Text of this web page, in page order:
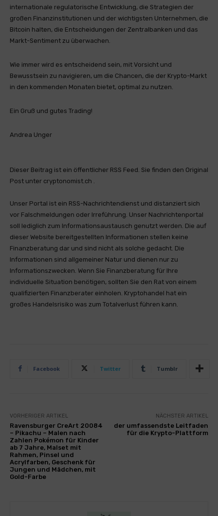
internationale regulatorische Entwicklung, die Strategien der
großen Finanzinstitutionen und der wichtigsten Unternehmen, die
Bitcoin halten, die Entscheidungen der Zentralbanken und das
Markt-Sentiment zu überwachen.
Wie immer wird es entscheidend sein, mit Vorsicht und
Bewusstsein zu navigieren, um die Chancen, die der Krypto-Markt
in den kommenden Monaten bietet, optimal zu nutzen.
Ein Gruß und gutes Trading!
Andrea Unger
Dieser Beitrag ist ein öffentlicher RSS Feed. Sie finden den Original
Post unter cryptonomist.ch .
Unser Portal ist ein RSS-Nachrichtendienst und distanziert sich
vor Falschmeldungen oder Irreführung. Unser Nachrichtenportal
soll lediglich zum Informationsaustausch genutzt werden. Die auf
dieser Website bereitgestellten Informationen stellen keine
Finanzberatung dar und sind nicht als solche gedacht. Die
Informationen sind allgemeiner Natur und dienen nur zu
Informationszwecken. Wenn Sie Finanzberatung für Ihre
individuelle Situation benötigen, sollten Sie den Rat von einem
qualifizierten Finanzberater einholen. Kryptohandel hat ein
großes Handelsrisiko was zum Totalverlust führen kann.
Facebook Twitter Tumblr
VORHERIGER ARTIKEL
Ravensburger CreArt 20084
– Pikachu – Malen nach
Zahlen Pokémon für Kinder
ab 7 Jahre, Malset mit
Rahmen, Pinsel und
Acrylfarben, Geschenk für
Jungen und Mädchen, mit
Gold-Farbe
NÄCHSTER ARTIKEL
der umfassendste Leitfaden
für die Krypto-Plattform